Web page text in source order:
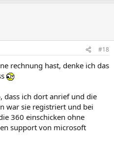
#18
rechnung hast, denke ich das
dass ich dort anrief und die
war sie registriert und bei
360 einschicken ohne
support von microsoft